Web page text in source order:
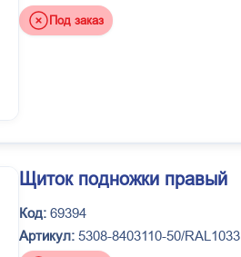
Под заказ
Щиток подножки правый
Код: 69394
Артикул: 5308-8403110-50/RAL1033